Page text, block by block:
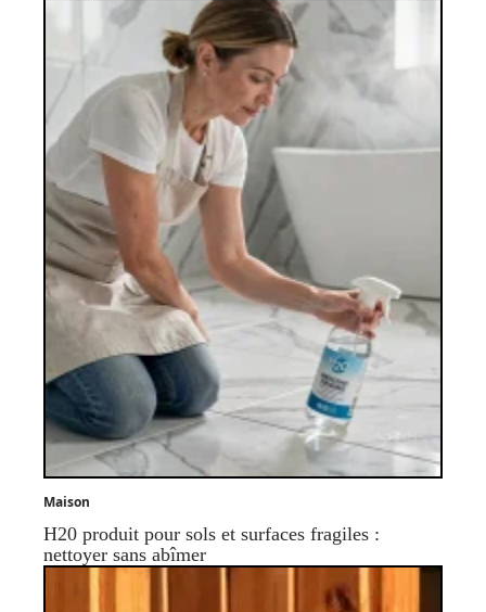
Maison
H20 produit pour sols et surfaces fragiles :
nettoyer sans abîmer